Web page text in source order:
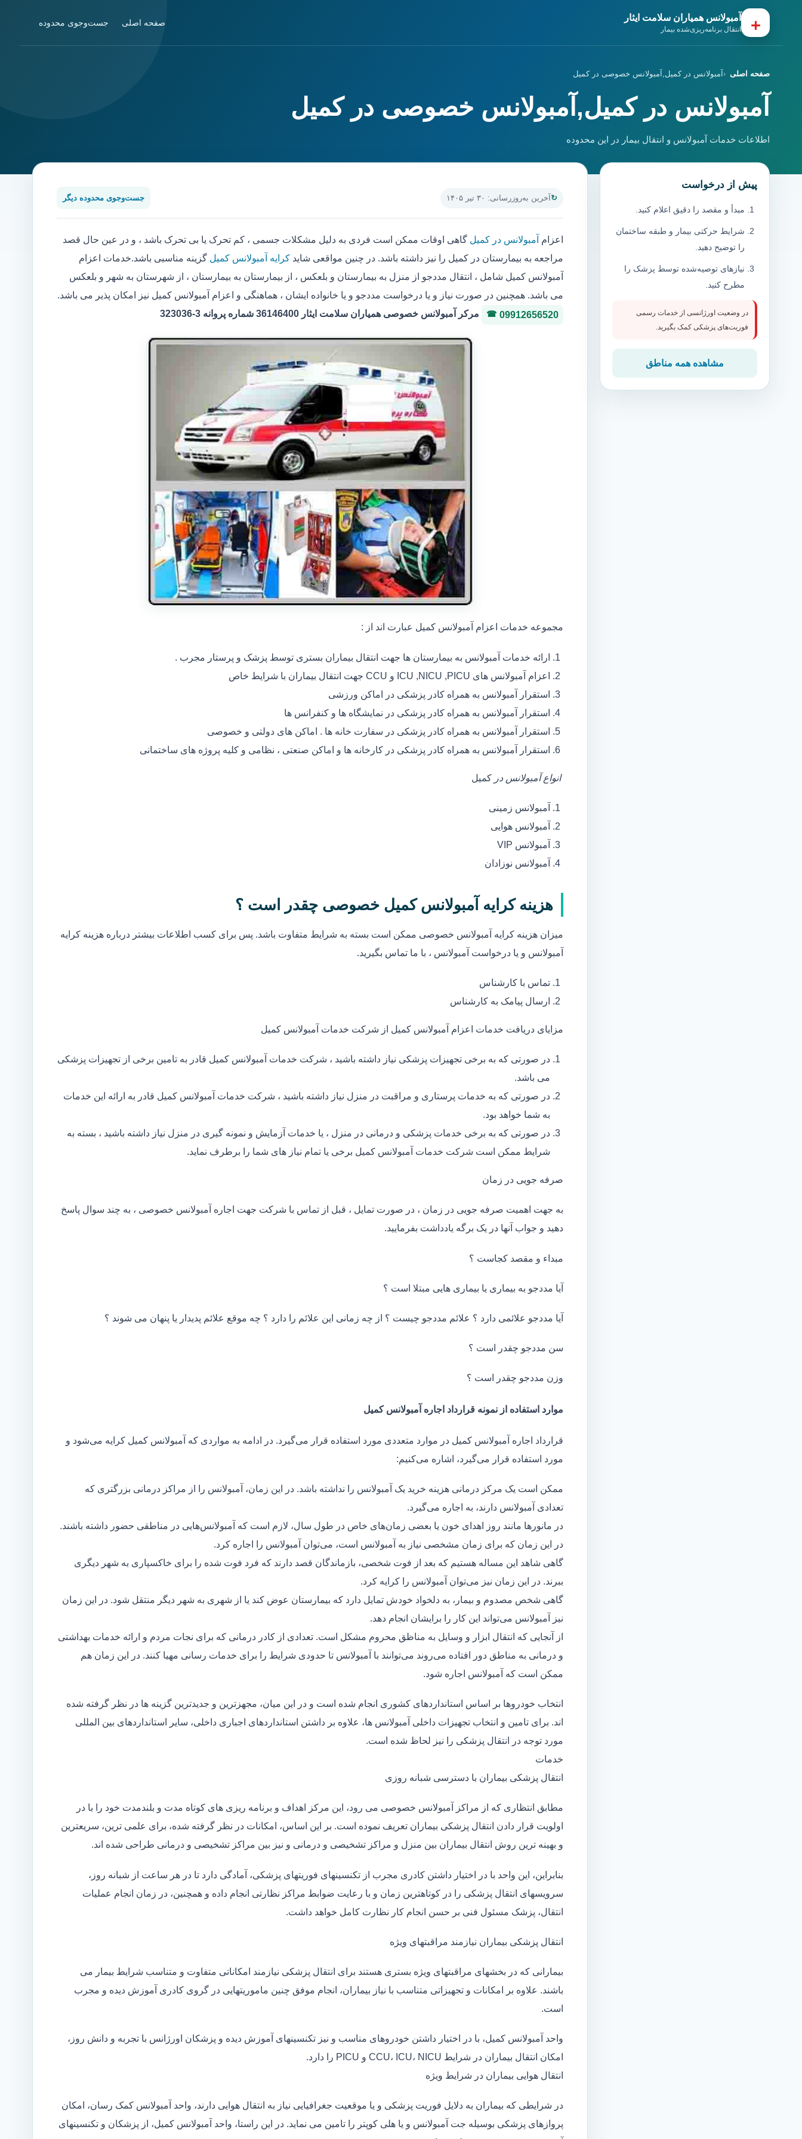
+ آمبولانس همیاران سلامت ایثار
انتقال برنامه‌ریزی‌شده بیمار
صفحه اصلی جست‌وجوی محدوده
صفحه اصلی آمبولانس در کمیل,آمبولانس خصوصی در کمیل
آمبولانس در کمیل,آمبولانس خصوصی در کمیل
اطلاعات خدمات آمبولانس و انتقال بیمار در این محدوده
آخرین به‌روزرسانی: ۳۰ تیر ۱۴۰۵ جست‌وجوی محدوده دیگر
اعزام آمبولانس در کمیل گاهی اوقات ممکن است فردی به دلیل مشکلات جسمی ، کم تحرک یا بی تحرک باشد ، و در عین حال قصد
مراجعه به بیمارستان در کمیل را نیز داشته باشد. در چنین مواقعی شاید کرایه آمبولانس کمیل گزینه مناسبی باشد.خدمات اعزام
آمبولانس کمیل شامل ، انتقال مددجو از منزل به بیمارستان و بلعکس ، از بیمارستان به بیمارستان ، از شهرستان به شهر و بلعکس
می باشد. همچنین در صورت نیاز و یا درخواست مددجو و یا خانواده ایشان ، هماهنگی و اعزام آمبولانس کمیل نیز امکان پذیر می باشد.
09912656520
مرکر آمبولانس خصوصی همیاران سلامت ایثار 36146400 شماره پروانه 3-323036
مجموعه خدمات اعزام آمبولانس کمیل عبارت اند از :
ارائه خدمات آمبولانس به بیمارستان ها جهت انتقال بیماران بستری توسط پزشک و پرستار مجرب .
اعزام آمبولانس های ICU ,NICU ,PICU و CCU جهت انتقال بیماران با شرایط خاص
استقرار آمبولانس به همراه کادر پزشکی در اماکن ورزشی
استقرار آمبولانس به همراه کادر پزشکی در نمایشگاه ها و کنفرانس ها
استقرار آمبولانس به همراه کادر پزشکی در سفارت خانه ها . اماکن های دولتی و خصوصی
استقرار آمبولانس به همراه کادر پزشکی در کارخانه ها و اماکن صنعتی ، نظامی و کلیه پروژه های ساختمانی
انواع آمبولانس در کمیل
آمبولانس زمینی
آمبولانس هوایی
آمبولانس VIP
آمبولانس نوزادان
هزینه کرایه آمبولانس کمیل خصوصی چقدر است ؟
میزان هزینه کرایه آمبولانس خصوصی ممکن است بسته به شرایط متفاوت باشد. پس برای کسب اطلاعات بیشتر درباره هزینه کرایه
آمبولانس و یا درخواست آمبولانس ، با ما تماس بگیرید.
تماس با کارشناس
ارسال پیامک به کارشناس
مزایای دریافت خدمات اعزام آمبولانس کمیل از شرکت خدمات آمبولانس کمیل
در صورتی که به برخی تجهیزات پزشکی نیاز داشته باشید ، شرکت خدمات آمبولانس کمیل قادر به تامین برخی از تجهیزات پزشکی
می باشد.
در صورتی که به خدمات پرستاری و مراقبت در منزل نیاز داشته باشید ، شرکت خدمات آمبولانس کمیل قادر به ارائه این خدمات
به شما خواهد بود.
در صورتی که به برخی خدمات پزشکی و درمانی در منزل ، یا خدمات آزمایش و نمونه گیری در منزل نیاز داشته باشید ، بسته به
شرایط ممکن است شرکت خدمات آمبولانس کمیل برخی یا تمام نیاز های شما را برطرف نماید.
صرفه جویی در زمان
به جهت اهمیت صرفه جویی در زمان ، در صورت تمایل ، قبل از تماس با شرکت جهت اجاره آمبولانس خصوصی ، به چند سوال پاسخ
دهید و جواب آنها در یک برگه یادداشت بفرمایید.
مبداء و مقصد کجاست ؟
آیا مددجو به بیماری یا بیماری هایی مبتلا است ؟
آیا مددجو علائمی دارد ؟ علائم مددجو چیست ؟ از چه زمانی این علائم را دارد ؟ چه موقع علائم پدیدار یا پنهان می شوند ؟
سن مددجو چقدر است ؟
وزن مددجو چقدر است ؟
موارد استفاده از نمونه قرارداد اجاره آمبولانس کمیل
قرارداد اجاره آمبولانس کمیل در موارد متعددی مورد استفاده قرار می‌گیرد. در ادامه به مواردی که آمبولانس کمیل کرایه می‌شود و
مورد استفاده قرار می‌گیرد، اشاره می‌کنیم:
ممکن است یک مرکز درمانی هزینه خرید یک آمبولانس را نداشته باشد. در این زمان، آمبولانس را از مراکز درمانی بزرگتری که
تعدادی آمبولانس دارند، به اجاره می‌گیرد.
در مانور‌ها مانند روز اهدای خون یا بعضی زمان‌های خاص در طول سال، لازم است که آمبولانس‌هایی در مناطقی حضور داشته باشند.
در این زمان که برای زمان مشخصی نیاز به آمبولانس است، می‌توان آمبولانس را اجاره کرد.
گاهی شاهد این مساله هستیم که بعد از فوت شخصی، بازماندگان قصد دارند که فرد فوت شده را برای خاکسپاری به شهر دیگری
ببرند. در این زمان نیز می‌توان آمبولانس را کرایه کرد.
گاهی شخص مصدوم و بیمار، به دلخواد خودش تمایل دارد که بیمارستان عوض کند یا از شهری به شهر دیگر منتقل شود. در این زمان
نیز آمبولانس می‌تواند این کار را برایشان انجام دهد.
از آنجایی که انتقال ابزار و وسایل به مناظق محروم مشکل است. تعدادی از کادر درمانی که برای نجات مردم و ارائه خدمات بهداشتی
و درمانی به مناطق دور افتاده می‌روند می‌توانند با آمبولانس تا حدودی شرایط را برای خدمات رسانی مهیا کنند. در این زمان هم
ممکن است که آمبولانس اجاره شود.
انتخاب خودروها بر اساس استانداردهای کشوری انجام شده است و در این میان، مجهزترین و جدیدترین گزینه ها در نظر گرفته شده
اند. برای تامین و انتخاب تجهیزات داخلی آمبولانس ها، علاوه بر داشتن استانداردهای اجباری داخلی، سایر استانداردهای بین المللی
مورد توجه در انتقال پزشکی را نیز لحاظ شده است.
خدمات
انتقال پزشکی بیماران با دسترسی شبانه روزی
مطابق انتظاری که از مراکز آمبولانس خصوصی می رود، این مرکز اهداف و برنامه ریزی های کوتاه مدت و بلندمدت خود را با در
اولویت قرار دادن انتقال پزشکی بیماران تعریف نموده است. بر این اساس، امکانات در نظر گرفته شده، برای علمی ترین، سریعترین
و بهینه ترین روش انتقال بیماران بین منزل و مراکز تشخیصی و درمانی و نیز بین مراکز تشخیصی و درمانی طراحی شده اند.
بنابراین، این واحد با در اختیار داشتن کادری مجرب از تکنسینهای فوریتهای پزشکی، آمادگی دارد تا در هر ساعت از شبانه روز،
سرویسهای انتقال پزشکی را در کوتاهترین زمان و با رعایت ضوابط مراکز نظارتی انجام داده و همچنین، در زمان انجام عملیات
انتقال، پزشک مسئول فنی بر حسن انجام کار نظارت کامل خواهد داشت.
انتقال پزشکی بیماران نیازمند مراقبتهای ویژه
بیمارانی که در بخشهای مراقبتهای ویژه بستری هستند برای انتقال پزشکی نیازمند امکاناتی متفاوت و متناسب شرایط بیمار می
باشند. علاوه بر امکانات و تجهیزاتی متناسب با نیاز بیماران، انجام موفق چنین ماموریتهایی در گروی کادری آموزش دیده و مجرب
است.
واحد آمبولانس کمیل، با در اختیار داشتن خودروهای مناسب و نیز تکنسینهای آموزش دیده و پزشکان اورژانس با تجربه و دانش روز،
امکان انتقال بیماران در شرایط CCU، ICU، NICU و PICU را دارد.
انتقال هوایی بیماران در شرایط ویژه
در شرایطی که بیماران به دلایل فوریت پزشکی و یا موقعیت جغرافیایی نیاز به انتقال هوایی دارند، واحد آمبولانس کمک رسان، امکان
پروازهای پزشکی بوسیله جت آمبولانس و یا هلی کوپتر را تامین می نماید. در این راستا، واحد آمبولانس کمیل، از پزشکان و تکنسینهای
پیش از درخواست
مبدأ و مقصد را دقیق اعلام کنید.
شرایط حرکتی بیمار و طبقه ساختمان
را توضیح دهید.
نیازهای توصیه‌شده توسط پزشک را
مطرح کنید.
در وضعیت اورژانسی از خدمات رسمی
فوریت‌های پزشکی کمک بگیرید.
مشاهده همه مناطق